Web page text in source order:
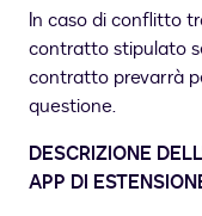
In caso di conflitto
contratto stipulato
contratto prevarrà
questione.
DESCRIZIONE
APP DI